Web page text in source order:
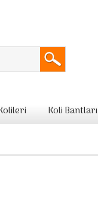
Koli Bantları